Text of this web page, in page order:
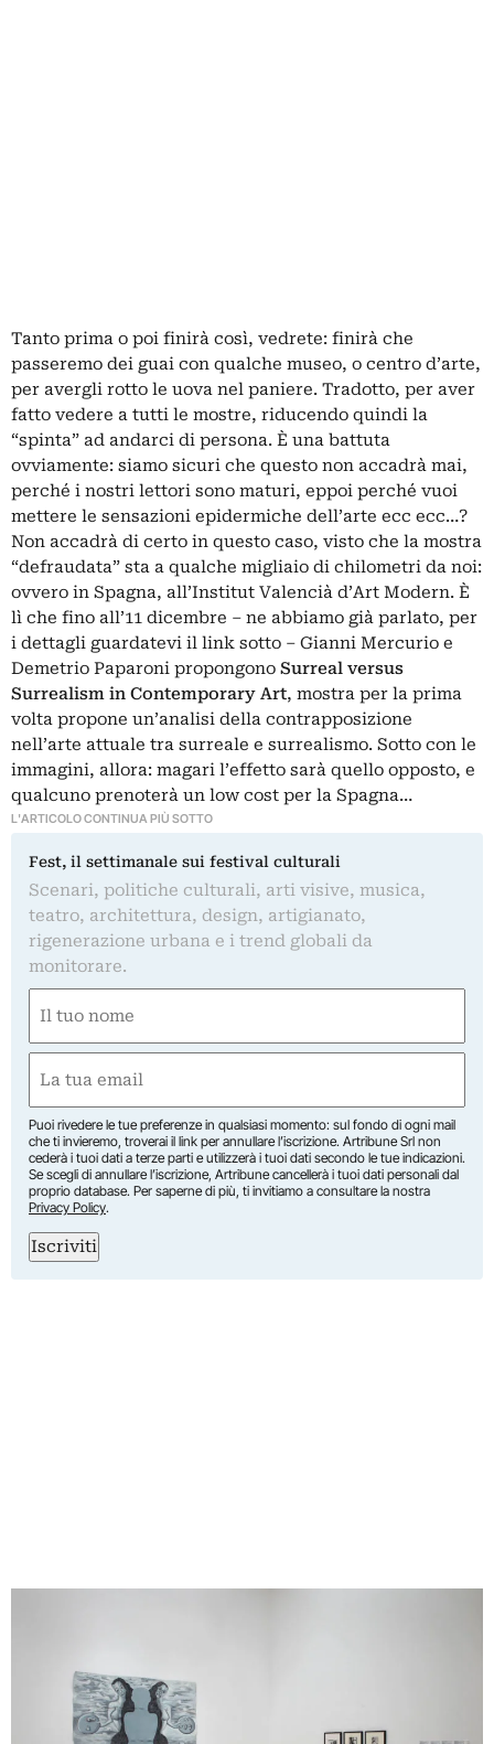
Tanto prima o poi finirà così, vedrete: finirà che
passeremo dei guai con qualche museo, o centro d’arte,
per avergli rotto le uova nel paniere. Tradotto, per aver
fatto vedere a tutti le mostre, riducendo quindi la
“spinta” ad andarci di persona. È una battuta
ovviamente: siamo sicuri che questo non accadrà mai,
perché i nostri lettori sono maturi, eppoi perché vuoi
mettere le sensazioni epidermiche dell’arte ecc ecc…?
Non accadrà di certo in questo caso, visto che la mostra
“defraudata” sta a qualche migliaio di chilometri da noi:
ovvero in Spagna, all’Institut Valencià d’Art Modern. È
lì che fino all’11 dicembre – ne abbiamo già parlato, per
i dettagli guardatevi il link sotto – Gianni Mercurio e
Demetrio Paparoni propongono Surreal versus
Surrealism in Contemporary Art, mostra per la prima
volta propone un’analisi della contrapposizione
nell’arte attuale tra surreale e surrealismo. Sotto con le
immagini, allora: magari l’effetto sarà quello opposto, e
qualcuno prenoterà un low cost per la Spagna…
L'ARTICOLO CONTINUA PIÙ SOTTO
Fest, il settimanale sui festival culturali
Scenari, politiche culturali, arti visive, musica,
teatro, architettura, design, artigianato,
rigenerazione urbana e i trend globali da
monitorare.
(Obbligatorio)
Nome
(Obbligatorio)
Puoi rivedere le tue preferenze in qualsiasi momento: sul fondo di ogni mail
che ti invieremo, troverai il link per annullare l’iscrizione. Artribune Srl non
cederà i tuoi dati a terze parti e utilizzerà i tuoi dati secondo le tue indicazioni.
Se scegli di annullare l’iscrizione, Artribune cancellerà i tuoi dati personali dal
proprio database. Per saperne di più, ti invitiamo a consultare la nostra
Privacy Policy.
Iscriviti